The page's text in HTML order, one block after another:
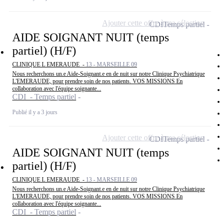
AIDE SOIGNANT NUIT (temps
partiel) (H/F)
CLINIQUE L EMERAUDE - 13 - MARSEILLE 09
Nous recherchons un.e Aide-Soignant.e en de nuit sur notre Clinique Psychiatrique
L'EMERAUDE, pour prendre soin de nos patients. VOS MISSIONS En
collaboration avec l'équipe soignante...
CDI - Temps partiel
Publié il y a 3 jours
CDITemps partiel
Ajouter cette offre à ma sélection
AIDE SOIGNANT NUIT (temps
partiel) (H/F)
CLINIQUE L EMERAUDE - 13 - MARSEILLE 09
Nous recherchons un.e Aide-Soignant.e en de nuit sur notre Clinique Psychiatrique
L'EMERAUDE, pour prendre soin de nos patients. VOS MISSIONS En
collaboration avec l'équipe soignante...
CDI - Temps partiel
CDITemps partiel
Ajouter cette offre à ma sélection